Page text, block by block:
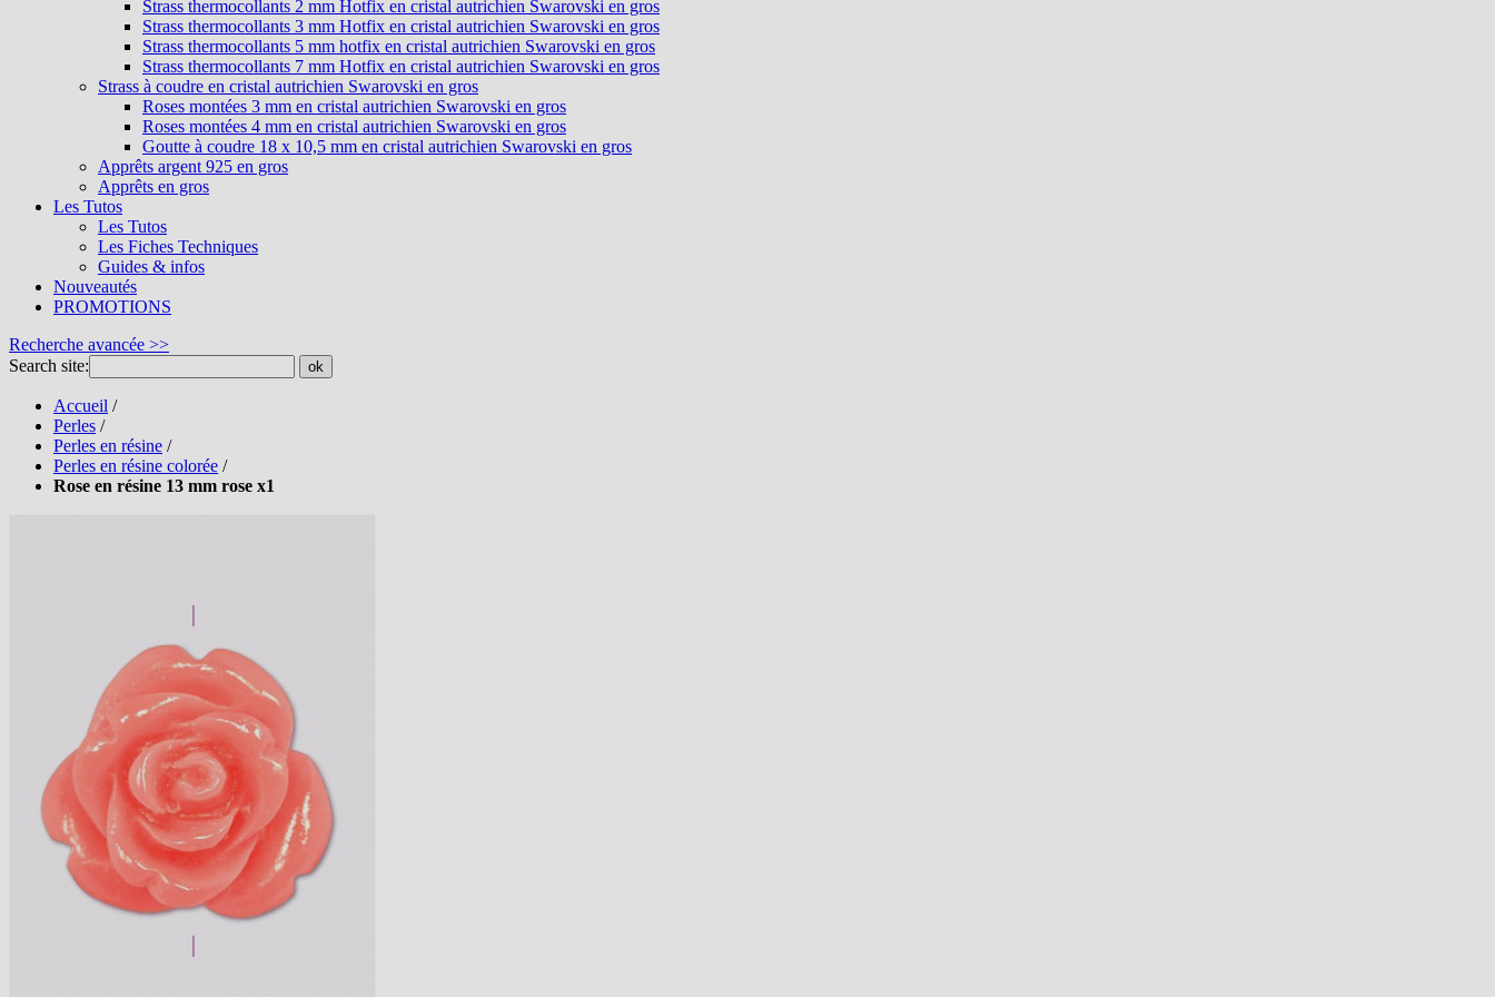
Strass thermocollants 2 mm Hotfix en cristal autrichien Swarovski en gros
Strass thermocollants 3 mm Hotfix en cristal autrichien Swarovski en gros
Strass thermocollants 5 mm hotfix en cristal autrichien Swarovski en gros
Strass thermocollants 7 mm Hotfix en cristal autrichien Swarovski en gros
Strass à coudre en cristal autrichien Swarovski en gros
Roses montées 3 mm en cristal autrichien Swarovski en gros
Roses montées 4 mm en cristal autrichien Swarovski en gros
Goutte à coudre 18 x 10,5 mm en cristal autrichien Swarovski en gros
Apprêts argent 925 en gros
Apprêts en gros
Les Tutos
Les Tutos
Les Fiches Techniques
Guides & infos
Nouveautés
PROMOTIONS
Recherche avancée >>
Search site:
ok
Accueil /
Perles /
Perles en résine /
Perles en résine colorée /
Rose en résine 13 mm rose x1